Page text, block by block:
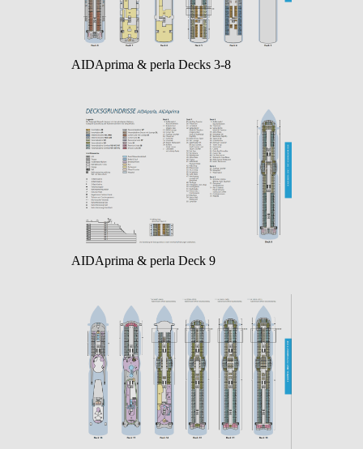
AIDAprima & perla Decks 3-8
AIDAprima & perla Deck 9